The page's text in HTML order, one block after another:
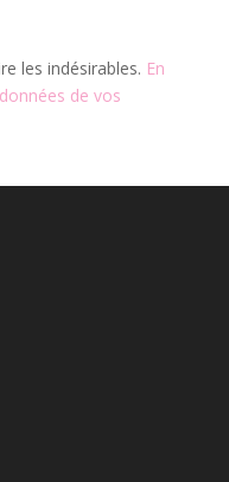
les indésirables. En
de vos